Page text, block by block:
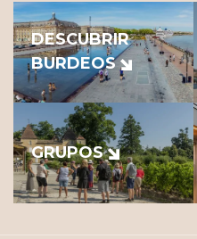
DESCUBRIR
BURDEOS
GRUPOS